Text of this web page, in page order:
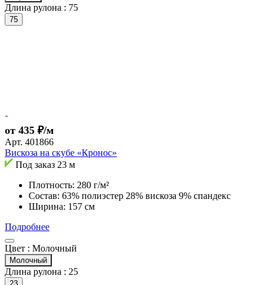
Длина рулона : 75
75
от 435 ₽/м
Арт. 401866
Вискоза на скубе «Кронос»
Под заказ 23 м
Плотность: 280 г/м²
Состав: 63% полиэстер 28% вискоза 9% спандекс
Ширина: 157 см
Подробнее
Цвет : Молочный
Молочный
Длина рулона : 25